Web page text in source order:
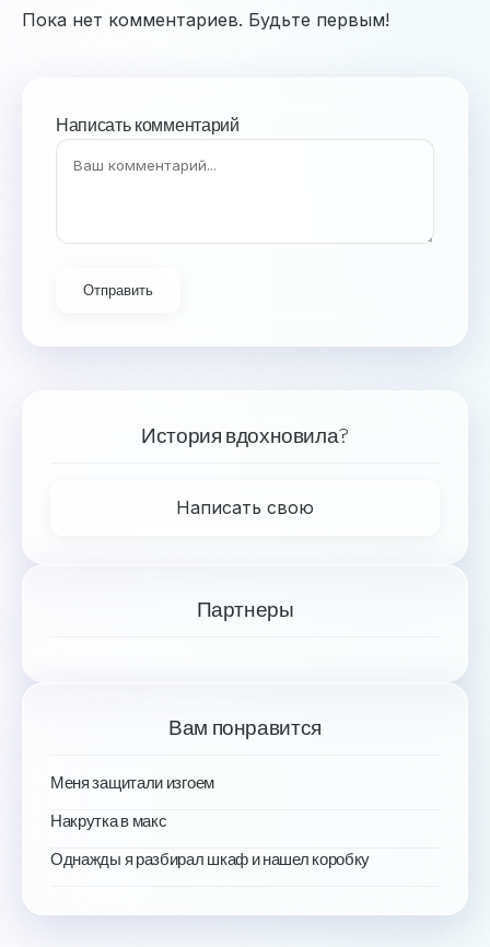
Пока нет комментариев. Будьте первым!
Написать комментарий
Отправить
История вдохновила?
Написать свою
Партнеры
Вам понравится
Меня защитали изгоем
Накрутка в макс
Однажды я разбирал шкаф и нашел коробку